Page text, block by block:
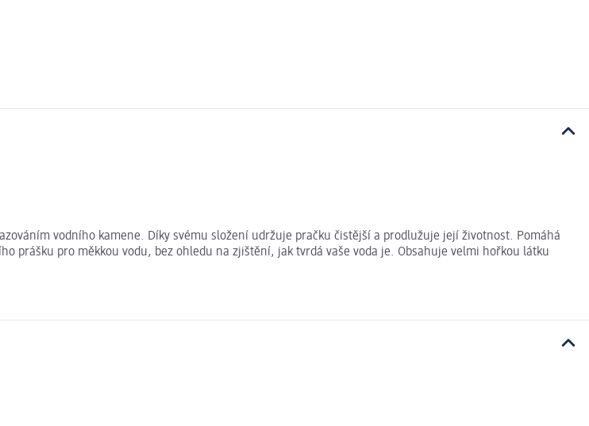
vodního kamene. Díky svému složení udržuje pračku čistější a prodlužuje její životnost. Pomáhá
prášku pro měkkou vodu, bez ohledu na zjištění, jak tvrdá vaše voda je. Obsahuje velmi hořkou látku